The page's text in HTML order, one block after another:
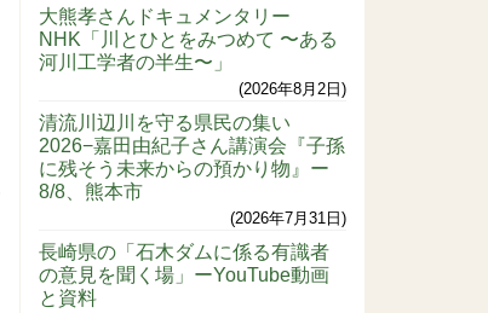
大熊孝さんドキュメンタリー
NHK「川とひとをみつめて 〜ある
河川工学者の半生〜」
2026年8月2日
清流川辺川を守る県民の集い
2026−嘉田由紀子さん講演会『子孫
に残そう未来からの預かり物』ー
8/8、熊本市
2026年7月31日
長崎県の「石木ダムに係る有識者
の意見を聞く場」ーYouTube動画
と資料